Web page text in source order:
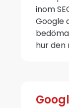
inom
Google
hur den